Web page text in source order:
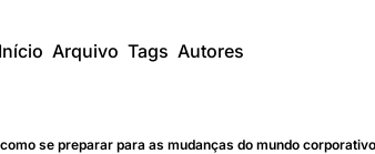
Início Arquivo Tags Autores
se preparar para as mudanças do mundo